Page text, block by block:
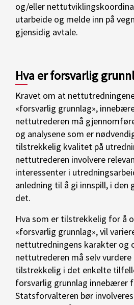
og/eller
utarbeide og melde inn på
gjensidig avtale.
Hva er forsvarlig
Kravet om at
«forsvarlig grunnlag»,
nettutrederen må
og analysene som er
tilstrekkelig kvalitet på
nettutrederen involvere
interessenter i
anledning til å gi innspill, i den
det.
Hva som er tilstrekkelig for å
«forsvarlig grunnlag», vil
nettutredningens karakter og
nettutrederen må selv vurdere
tilstrekkelig i det enkelte
forsvarlig grunnlag innebærer
Statsforvalteren bør